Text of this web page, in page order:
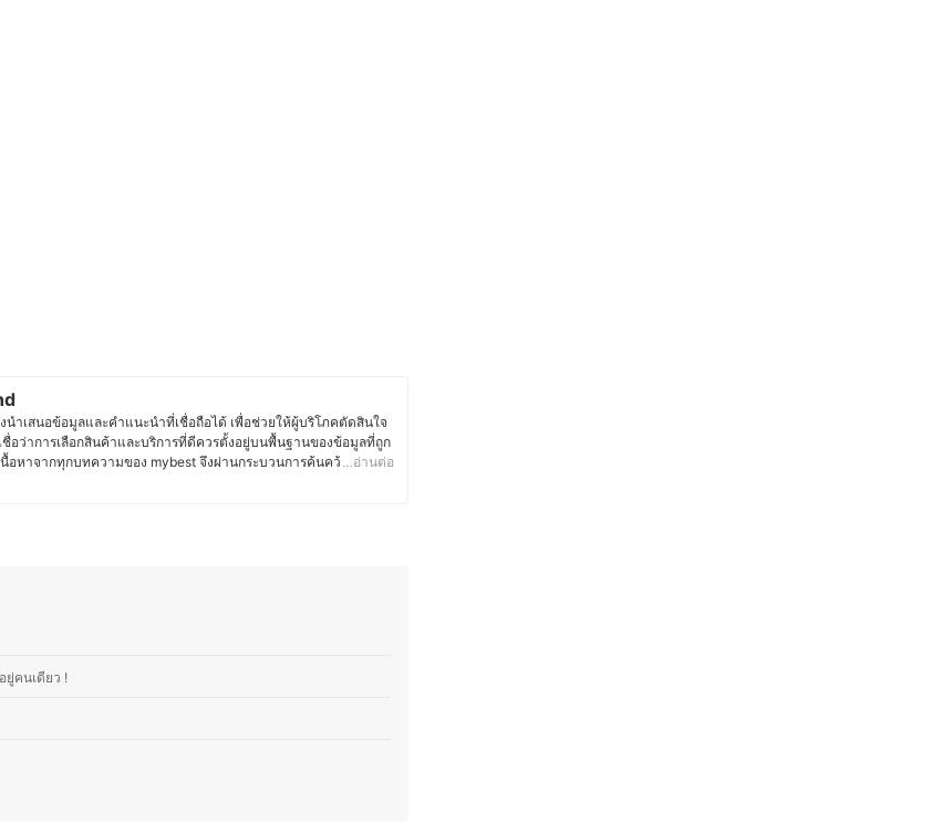
ำเสนอข้อมูลและคำแนะนำที่เชื่อถือได้ เพื่อช่วยให้ผู้บริโภคตัดสินใจ
ชื่อว่าการเลือกสินค้าและบริการที่ดีควรตั้งอยู่บนพื้นฐานของข้อมูลที่ถูก
อหาจากทุกบทความของ mybest จึงผ่านกระบวนการค้นคว้า…อ่านต่อ
ยู่คนเดียว !